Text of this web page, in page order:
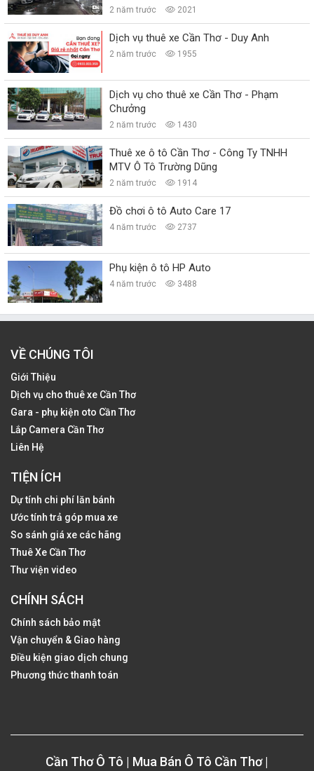
2 năm trước 2021
Dịch vụ thuê xe Cần Thơ - Duy Anh
2 năm trước 1955
Dịch vụ cho thuê xe Cần Thơ - Phạm
Chưởng
2 năm trước 1430
Thuê xe ô tô Cần Thơ - Công Ty TNHH
MTV Ô Tô Trường Dũng
2 năm trước 1914
Đồ chơi ô tô Auto Care 17
4 năm trước 2737
Phụ kiện ô tô HP Auto
4 năm trước 3488
VỀ CHÚNG TÔI
Giới Thiệu
Dịch vụ cho thuê xe Cần Thơ
Gara - phụ kiện oto Cần Thơ
Lắp Camera Cần Thơ
Liên Hệ
TIỆN ÍCH
Dự tính chi phí lăn bánh
Ước tính trả góp mua xe
So sánh giá xe các hãng
Thuê Xe Cần Thơ
Thư viện video
CHÍNH SÁCH
Chính sách bảo mật
Vận chuyển & Giao hàng
Điều kiện giao dịch chung
Phương thức thanh toán
Cần Thơ Ô Tô | Mua Bán Ô Tô Cần Thơ |